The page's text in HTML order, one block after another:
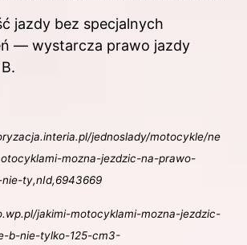
jazdy bez specjalnych
— wystarcza prawo jazdy
jednoslady/motocykle/ne
mozna-jezdzic-na-prawo-
ty,nId,6943669
jakimi-motocyklami-mozna-jezdzic-
b-nie-tylko-125-cm3-